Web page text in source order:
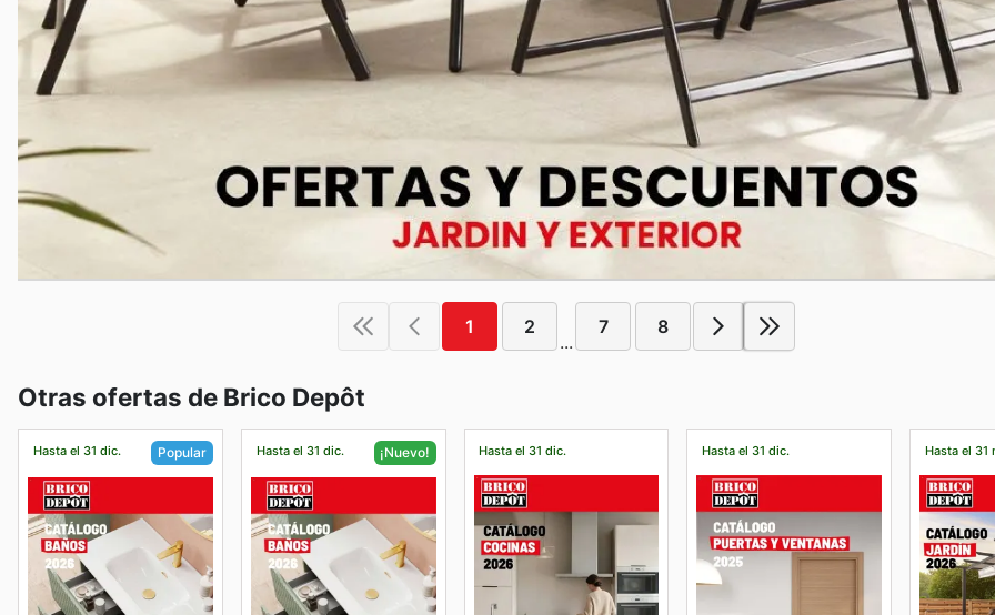
1 2
...
7 8
Otras ofertas de Brico Depôt
Hasta el 31 dic. Popular Hasta el 31 dic. ¡Nuevo! Hasta el 31 dic. Hasta el 31 dic. Hasta el 31